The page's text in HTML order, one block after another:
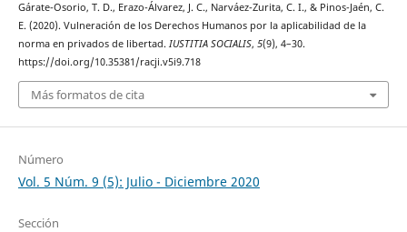
Gárate-Osorio, T. D., Erazo-Álvarez, J. C., Narváez-Zurita, C. I., & Pinos-Jaén, C.
E. (2020). Vulneración de los Derechos Humanos por la aplicabilidad de la
norma en privados de libertad. IUSTITIA SOCIALIS, 5(9), 4–30.
https://doi.org/10.35381/racji.v5i9.718
Más formatos de cita
Número
Vol. 5 Núm. 9 (5): Julio - Diciembre 2020
Sección